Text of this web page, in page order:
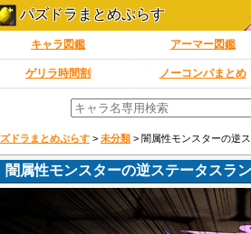
パズドラまとめぷらす
キャラ図鑑 アーマー図鑑
ゲリラ時間割 ノーコンパまとめ
ドラまとめぷらす > 未分類 > 闇属性モンスターの逆
闇属性モンスターの逆ステータスラ